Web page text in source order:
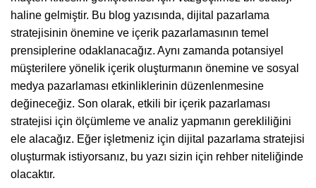
haline gelmiştir. Bu blog yazısında, dijital pazarlama
stratejisinin önemine ve içerik pazarlamasının temel
prensiplerine odaklanacağız. Aynı zamanda potansiyel
müşterilere yönelik içerik oluşturmanın önemine ve sosyal
medya pazarlaması etkinliklerinin düzenlenmesine
değineceğiz. Son olarak, etkili bir içerik pazarlaması
stratejisi için ölçümleme ve analiz yapmanın gerekliliğini
ele alacağız. Eğer işletmeniz için dijital pazarlama stratejisi
oluşturmak istiyorsanız, bu yazı sizin için rehber niteliğinde
olacaktır.